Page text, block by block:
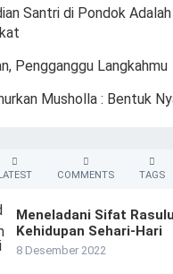
Santri di Pondok
Pengganggu Langkahmu
Musholla : Bentuk
COMMENTS TAGS
Meneladani Sifat
Kehidupan Sehari-Hari
8 Desember 2022